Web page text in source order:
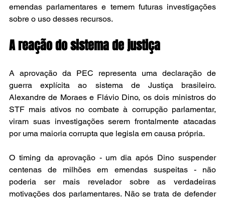
emendas parlamentares e temem futuras investigações
sobre o uso desses recursos.
A reação do sistema de justiça
A aprovação da PEC representa uma declaração de
guerra explícita ao sistema de Justiça brasileiro.
Alexandre de Moraes e Flávio Dino, os dois ministros do
STF mais ativos no combate à corrupção parlamentar,
viram suas investigações serem frontalmente atacadas
por uma maioria corrupta que legisla em causa própria.
O timing da aprovação - um dia após Dino suspender
centenas de milhões em emendas suspeitas - não
poderia ser mais revelador sobre as verdadeiras
motivações dos parlamentares. Não se trata de defender